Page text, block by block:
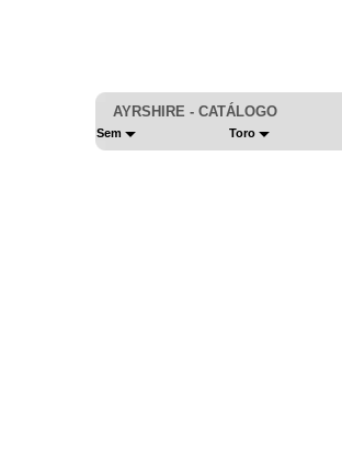
AYRSHIRE - CATÁLOGO
Sem Toro